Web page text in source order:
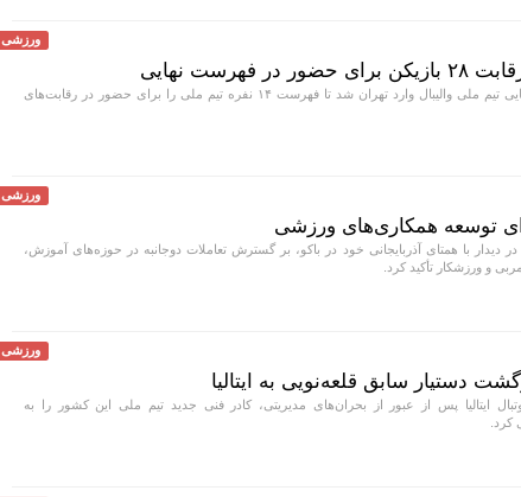
ورزشی
نهایی
سرمربی ایتالیایی تیم ملی والیبال وارد تهران شد تا فهرست ۱۴ نفره تیم ملی را برای حضور در رقابت‌های
ورزشی
توسعه همکاری‌های ورزشی
در دیدار با همتای آذربایجانی خود در باکو، بر گسترش تعاملات دوجانبه در حوزه‌های آموزش،
و ورزشکار تأکید کرد.
ورزشی
دستیار سابق قلعه‌نویی به ایتالیا
ایتالیا پس از عبور از بحران‌های مدیریتی، کادر فنی جدید تیم ملی این کشور را به
کرد.